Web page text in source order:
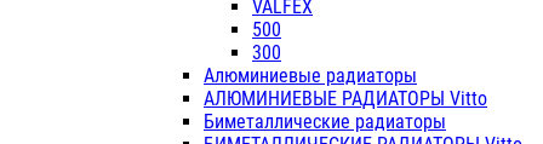
VALFEX
500
300
Алюминиевые радиаторы
АЛЮМИНИЕВЫЕ РАДИАТОРЫ Vitto
Биметаллические радиаторы